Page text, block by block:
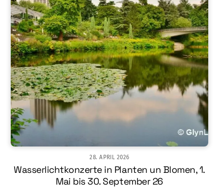
28. APRIL 2026
Wasserlichtkonzerte in Planten un Blomen, 1.
Mai bis 30. September 26